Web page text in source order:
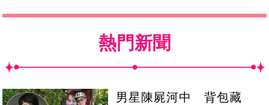
熱門新聞
男星陳屍河中 背包藏